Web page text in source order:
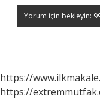
https://
https://